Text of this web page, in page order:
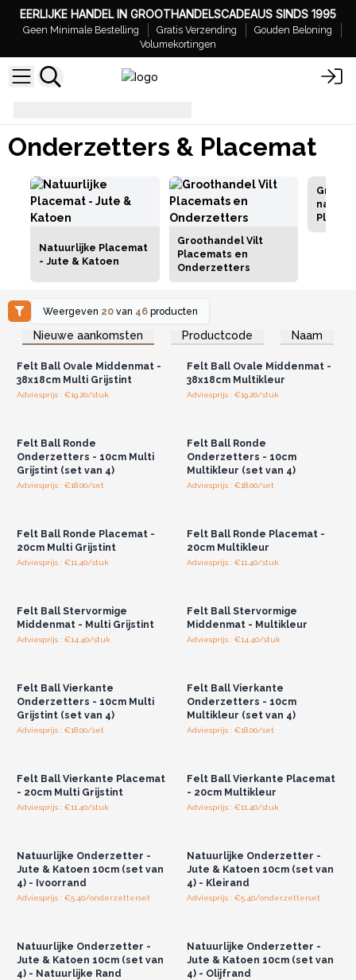
EERLIJKE HANDEL IN GROOTHANDELSCADEAUS SINDS 1995
Geen Minimale Bestelling Gratis Verzending
Gouden Beloning
Volumekortingen
Onderzetters & Placemat
Natuurlijke Placemat
- Jute & Katoen
Groothandel Vilt
Placemats en
Onderzetters
Weergeven 20 van 46 producten
Nieuwe aankomsten Productcode Naam
Log in of registreer u voor
groothandelsprijzen.
Felt Ball Ovale Middenmat -
38x18cm Multi Grijstint
Adviesprijs : €19.20/stuk
Log in of registreer u voor
groothandelsprijzen.
Felt Ball Ovale Middenmat -
38x18cm Multikleur
Adviesprijs : €19.20/stuk
Felt Ball Ronde
Onderzetters - 10cm Multi
Grijstint (set van 4)
Adviesprijs : €18.00/set
Felt Ball Ronde
Onderzetters - 10cm
Multikleur (set van 4)
Adviesprijs : €18.00/set
Felt Ball Ronde Placemat -
20cm Multi Grijstint
Adviesprijs : €11.40/stuk
Felt Ball Ronde Placemat -
20cm Multikleur
Adviesprijs : €11.40/stuk
Felt Ball Stervormige
Middenmat - Multi Grijstint
Adviesprijs : €14.40/stuk
Felt Ball Stervormige
Middenmat - Multikleur
Adviesprijs : €14.40/stuk
Felt Ball Vierkante
Onderzetters - 10cm Multi
Grijstint (set van 4)
Adviesprijs : €18.00/set
Felt Ball Vierkante
Onderzetters - 10cm
Multikleur (set van 4)
Adviesprijs : €18.00/set
Felt Ball Vierkante Placemat
- 20cm Multi Grijstint
Adviesprijs : €11.40/stuk
Felt Ball Vierkante Placemat
- 20cm Multikleur
Adviesprijs : €11.40/stuk
Natuurlijke Onderzetter -
Jute & Katoen 10cm (set van
4) - Ivoorrand
Adviesprijs : €5.40/onderzetterset
Natuurlijke Onderzetter -
Jute & Katoen 10cm (set van
4) - Kleirand
Adviesprijs : €5.40/onderzetterset
Natuurlijke Onderzetter -
Jute & Katoen 10cm (set van
4) - Natuurlijke Rand
Natuurlijke Onderzetter -
Jute & Katoen 10cm (set van
4) - Olijfrand